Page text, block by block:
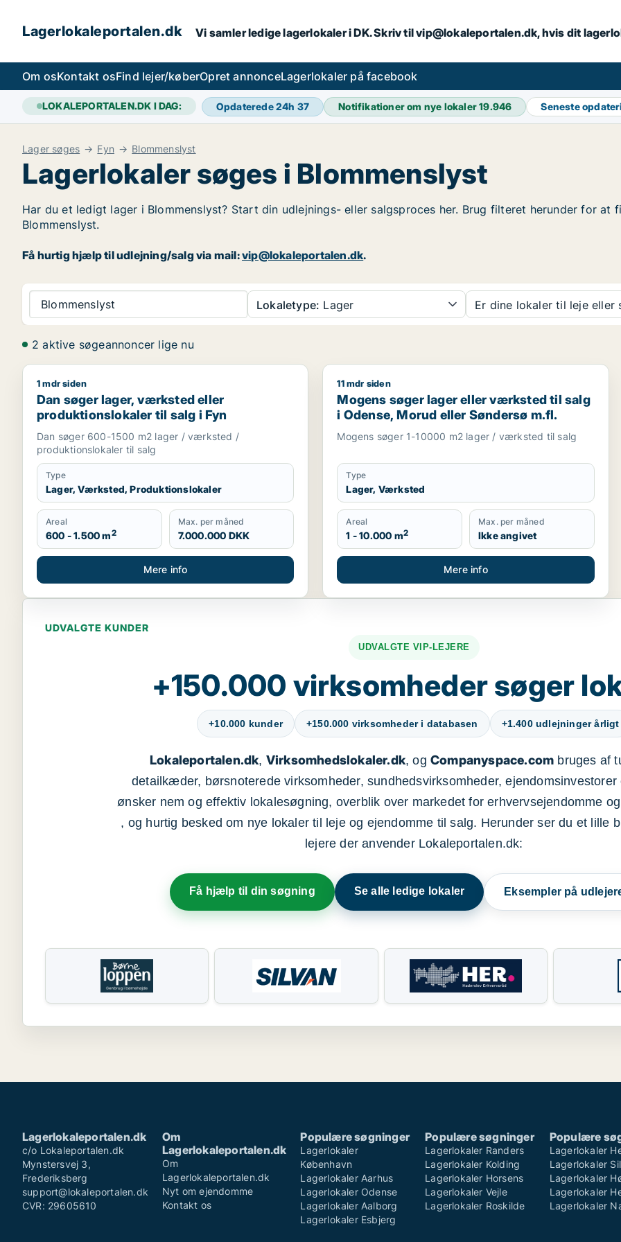
Lagerlokaleportalen.dk Vi samler ledige lagerlokaler i DK. Skriv til vip@lokaleportalen.dk, hvis dit
Om osKontakt osFind lejer/køberOpret annonceLagerlokaler på facebook
LOKALEPORTALEN.DK I DAG: Opdaterede 24h 37 Notifikationer om nye lokaler19.946 Seneste
Lager søges Fyn Blommenslyst
Lagerlokaler søges i Blommenslyst
Har du et ledigt lager i Blommenslyst? Start din udlejnings- eller salgsproces her. Brug filteret herunder for at
Blommenslyst.
Få hurtig hjælp til udlejning/salg via mail:vip@lokaleportalen.dk.
Blommenslyst Lokaletype: Lager Er dine lokaler til leje eller
2 aktive søgeannoncer lige nu
Dan søger lager, værksted eller produktionslokaler til salg i Fyn
1 mdr siden
Dan søger lager, værksted eller
produktionslokaler til salg i Fyn
Dan søger 600-1500 m2 lager / værksted /
produktionslokaler til salg
Type
Lager, Værksted, Produktionslokaler
Areal
600 - 1.500 m2
Max. per måned
7.000.000 DKK
Mere info
Mogens søger lager eller værksted til salg i Odense,
11 mdr siden
Mogens søger lager eller værksted til salg
i Odense, Morud eller Søndersø m.fl.
Mogens søger 1-10000 m2 lager / værksted til salg
Type
Lager, Værksted
Areal
1 - 10.000 m2
Max. per måned
Ikke angivet
Mere info
UDVALGTE KUNDER
UDVALGTE VIP-LEJERE
+150.000 virksomheder søger
+10.000 kunder +150.000 virksomheder i databasen +1.400 udlejninger årligt
Lokaleportalen.dk, Virksomhedslokaler.dk, og Companyspace.com bruges af
detailkæder, børsnoterede virksomheder, sundhedsvirksomheder, ejendomsinvestorer
ønsker nem og effektiv lokalesøgning, overblik over markedet for erhvervsejendomme
, og hurtig besked om nye lokaler til leje og ejendomme til salg. Herunder ser du et lille
lejere der anvender Lokaleportalen.dk:
Få hjælp til din søgning Se alle ledige lokaler Eksempler på
Lagerlokaleportalen.dk
c/o Lokaleportalen.dk
Mynstersvej 3,
Frederiksberg
support@lokaleportalen.dk
CVR: 29605610
Om
Lagerlokaleportalen.dk
Om
Lagerlokaleportalen.dk
Nyt om ejendomme
Kontakt os
Populære søgninger
Lagerlokaler
København
Lagerlokaler Aarhus
Lagerlokaler Odense
Lagerlokaler Aalborg
Lagerlokaler Esbjerg
Populære søgninger
Lagerlokaler Randers
Lagerlokaler Kolding
Lagerlokaler Horsens
Lagerlokaler Vejle
Lagerlokaler Roskilde
Populære
Lagerlokaler
Lagerlokaler
Lagerlokaler
Lagerlokaler
Lagerlokaler